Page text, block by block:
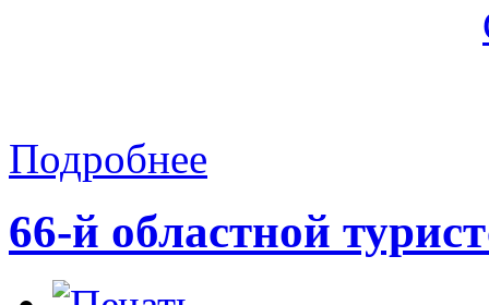
Подробнее
66-й областной